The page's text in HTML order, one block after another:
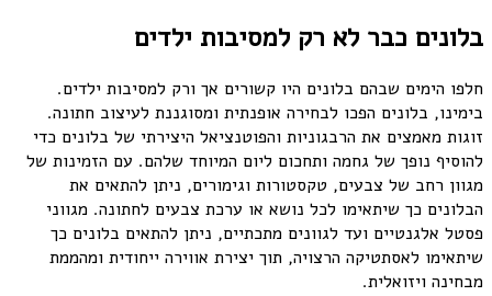
בלונים כבר לא רק למסיבות ילדים
חלפו הימים שבהם בלונים היו קשורים אך ורק למסיבות ילדים.
בימינו, בלונים הפכו לבחירה אופנתית ומסוגננת לעיצוב חתונה.
זוגות מאמצים את הרבגוניות והפוטנציאל היצירתי של בלונים כדי
להוסיף נופך של גחמה ותחכום ליום המיוחד שלהם. עם הזמינות של
מגוון רחב של צבעים, טקסטורות וגימורים, ניתן להתאים את
הבלונים כך שיתאימו לכל נושא או ערכת צבעים לחתונה. מגווני
פסטל אלגנטיים ועד לגוונים מתכתיים, ניתן להתאים בלונים כך
שיתאימו לאסתטיקה הרצויה, תוך יצירת אווירה ייחודית ומהממת
מבחינה ויזואלית.